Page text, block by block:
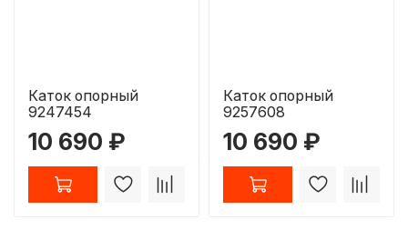
Каток опорный
9247454
10 690 ₽
Каток опорный
9257608
10 690 ₽